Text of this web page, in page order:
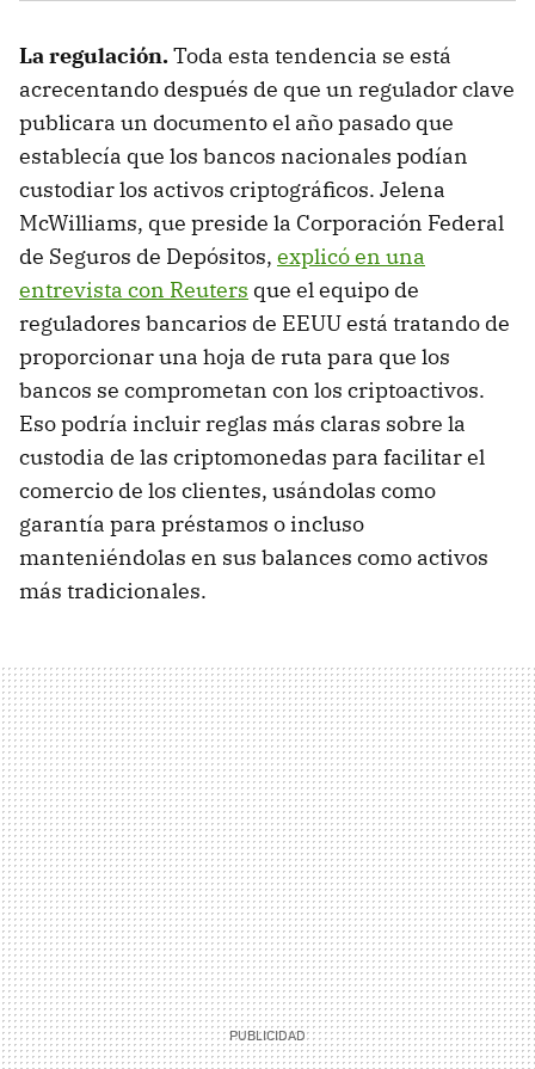
La regulación.Toda esta tendencia se está
acrecentando después de que un regulador clave
publicara un documento el año pasado que
establecía que los bancos nacionales podían
custodiar los activos criptográficos. Jelena
McWilliams, que preside la Corporación Federal
de Seguros de Depósitos, explicó en una
entrevista con Reuters que el equipo de
reguladores bancarios de EEUU está tratando de
proporcionar una hoja de ruta para que los
bancos se comprometan con los criptoactivos.
Eso podría incluir reglas más claras sobre la
custodia de las criptomonedas para facilitar el
comercio de los clientes, usándolas como
garantía para préstamos o incluso
manteniéndolas en sus balances como activos
más tradicionales.